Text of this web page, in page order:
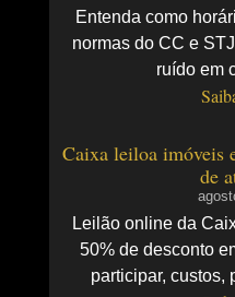
Entenda como
normas do CC e
ruído em
Caixa leiloa imóveis
de
Leilão online da
50% de desconto
participar, custos,